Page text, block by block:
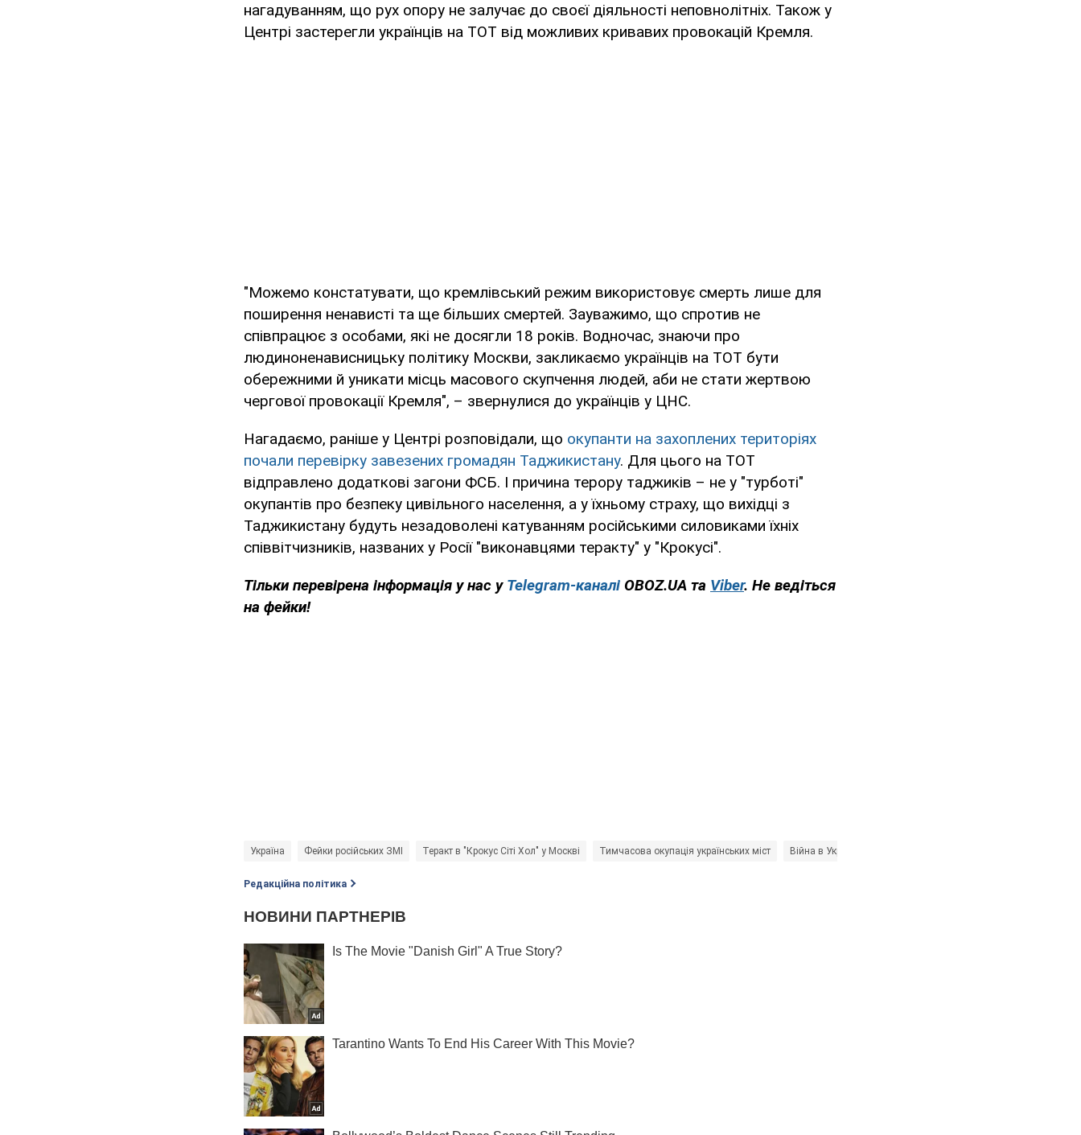
нагадуванням, що рух опору не залучає до своєї діяльності неповнолітніх. Також у
Центрі застерегли українців на ТОТ від можливих кривавих провокацій Кремля.
"Можемо констатувати, що кремлівський режим використовує смерть лише для
поширення ненависті та ще більших смертей. Зауважимо, що спротив не
співпрацює з особами, які не досягли 18 років. Водночас, знаючи про
людиноненависницьку політику Москви, закликаємо українців на ТОТ бути
обережними й уникати місць масового скупчення людей, аби не стати жертвою
чергової провокації Кремля", – звернулися до українців у ЦНС.
Нагадаємо, раніше у Центрі розповідали, що окупанти на захоплених територіях
почали перевірку завезених громадян Таджикистану. Для цього на ТОТ
відправлено додаткові загони ФСБ. І причина терору таджиків – не у "турботі"
окупантів про безпеку цивільного населення, а у їхньому страху, що вихідці з
Таджикистану будуть незадоволені катуванням російськими силовиками їхніх
співвітчизників, названих у Росії "виконавцями теракту" у "Крокусі".
Тільки перевірена інформація у нас у Telegram-каналі OBOZ.UA та Viber. Не ведіться
на фейки!
Україна Фейки російських ЗМІ Теракт в "Крокус Сіті Хол" у Москві Тимчасова окупація українських міст Війна в Україні
Редакційна політика